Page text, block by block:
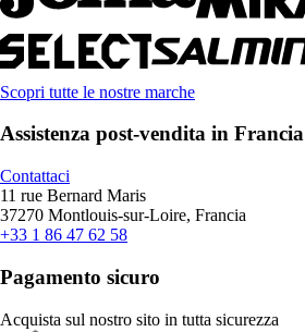
Scopri tutte le nostre marche
Assistenza post-vendita in Francia
Contattaci
11 rue Bernard Maris
37270 Montlouis-sur-Loire, Francia
+33 1 86 47 62 58
Pagamento sicuro
Acquista sul nostro sito in tutta sicurezza